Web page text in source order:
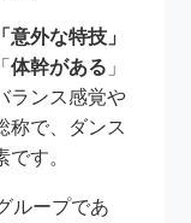
「意外な特技」
体幹がある 」
ランス感覚や
称で、ダンス
す。
ループであ